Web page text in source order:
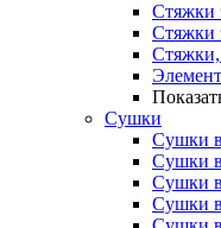
Стяжки
Стяжки
Сушки
Сушки
Сушки
Сушки
Сушки